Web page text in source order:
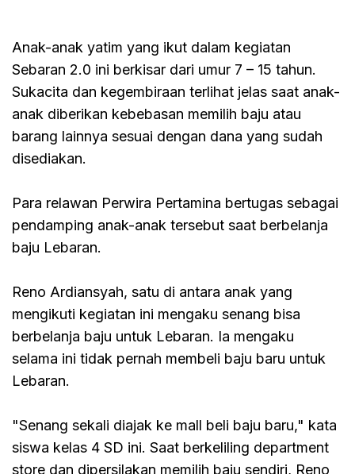
Anak-anak yatim yang ikut dalam kegiatan
Sebaran 2.0 ini berkisar dari umur 7 – 15 tahun.
Sukacita dan kegembiraan terlihat jelas saat anak-
anak diberikan kebebasan memilih baju atau
barang lainnya sesuai dengan dana yang sudah
disediakan.
Para relawan Perwira Pertamina bertugas sebagai
pendamping anak-anak tersebut saat berbelanja
baju Lebaran.
Reno Ardiansyah, satu di antara anak yang
mengikuti kegiatan ini mengaku senang bisa
berbelanja baju untuk Lebaran. Ia mengaku
selama ini tidak pernah membeli baju baru untuk
Lebaran.
"Senang sekali diajak ke mall beli baju baru," kata
siswa kelas 4 SD ini. Saat berkeliling department
store dan dipersilakan memilih baju sendiri, Reno